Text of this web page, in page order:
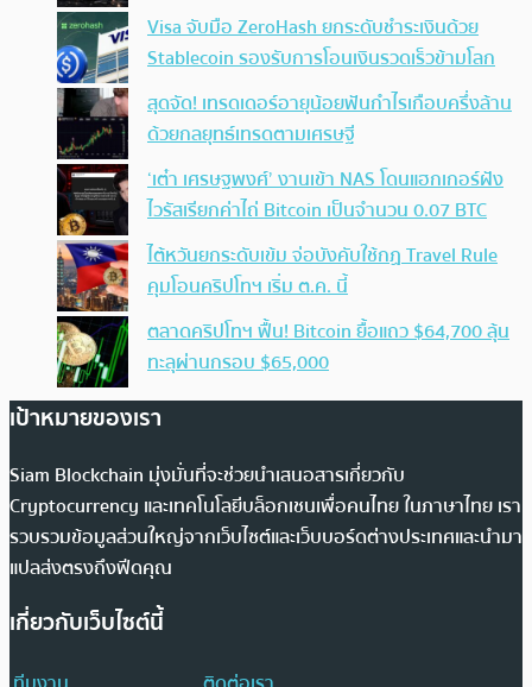
Visa จับมือ ZeroHash ยกระดับชำระเงินด้วย
Stablecoin รองรับการโอนเงินรวดเร็วข้ามโลก
สุดจัด! เทรดเดอร์อายุน้อยฟันกำไรเกือบครึ่งล้าน
ด้วยกลยุทธ์เทรดตามเศรษฐี
‘เต๋า เศรษฐพงศ์’ งานเข้า NAS โดนแฮกเกอร์ฝัง
ไวรัสเรียกค่าไถ่ Bitcoin เป็นจำนวน 0.07 BTC
ไต้หวันยกระดับเข้ม จ่อบังคับใช้กฏ Travel Rule
คุมโอนคริปโทฯ เริ่ม ต.ค. นี้
ตลาดคริปโทฯ ฟื้น! Bitcoin ยื้อแถว $64,700 ลุ้น
ทะลุผ่านกรอบ $65,000
เป้าหมายของเรา
Siam Blockchain มุ่งมั่นที่จะช่วยนำเสนอสารเกี่ยวกับ
Cryptocurrency และเทคโนโลยีบล็อกเชนเพื่อคนไทย ในภาษาไทย เรา
รวบรวมข้อมูลส่วนใหญ่จากเว็บไซต์และเว็บบอร์ดต่างประเทศและนำมา
แปลส่งตรงถึงฟีดคุณ
เกี่ยวกับเว็บไซต์นี้